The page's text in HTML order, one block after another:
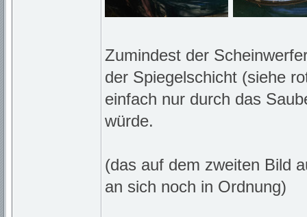
Zumindest der
der Spiegelschicht (siehe
einfach nur durch das
würde.
(das auf dem zweiten Bild
an sich noch in Ordnung)